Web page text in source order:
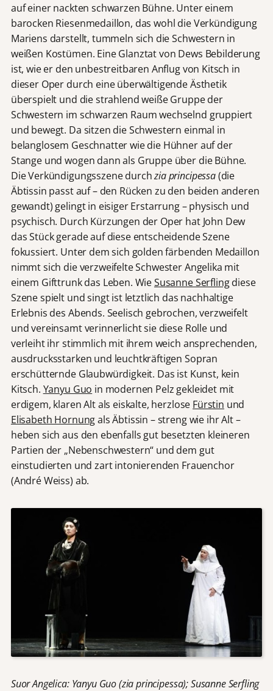
auf einer nackten schwarzen Bühne. Unter einem
barocken Riesenmedaillon, das wohl die Verkündigung
Mariens darstellt, tummeln sich die Schwestern in
weißen Kostümen. Eine Glanztat von Dews Bebilderung
ist, wie er den unbestreitbaren Anflug von Kitsch in
dieser Oper durch eine überwältigende Ästhetik
überspielt und die strahlend weiße Gruppe der
Schwestern im schwarzen Raum wechselnd gruppiert
und bewegt. Da sitzen die Schwestern einmal in
belanglosem Geschnatter wie die Hühner auf der
Stange und wogen dann als Gruppe über die Bühne.
Die Verkündigungsszene durchzia principessa(die
Äbtissin passt auf – den Rücken zu den beiden anderen
gewandt) gelingt in eisiger Erstarrung – physisch und
psychisch. Durch Kürzungen der Oper hat John Dew
das Stück gerade auf diese entscheidende Szene
fokussiert. Unter dem sich golden färbenden Medaillon
nimmt sich die verzweifelte Schwester Angelika mit
einem Gifttrunk das Leben. WieSusanne Serflingdiese
Szene spielt und singt ist letztlich das nachhaltige
Erlebnis des Abends. Seelisch gebrochen, verzweifelt
und vereinsamt verinnerlicht sie diese Rolle und
verleiht ihr stimmlich mit ihrem weich ansprechenden,
ausdrucksstarken und leuchtkräftigen Sopran
erschütternde Glaubwürdigkeit. Das ist Kunst, kein
Kitsch. Yanyu Guo in modernen Pelz gekleidet mit
erdigem, klaren Alt als eiskalte, herzlose Fürstin und
Elisabeth Hornungals Äbtissin – streng wie ihr Alt –
heben sich aus den ebenfalls gut besetzten kleineren
Partien der „Nebenschwestern“ und dem gut
einstudierten und zart intonierenden Frauenchor
(André Weiss) ab.
Suor Angelica: Yanyu Guo (zia principessa); Susanne Serfling